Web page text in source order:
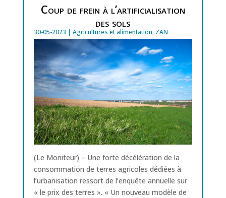
Coup de frein à l’artificialisation
des sols
30-05-2023 | Agricultures et alimentation, ZAN
(Le Moniteur) – Une forte décélération de la
consommation de terres agricoles dédiées à
l’urbanisation ressort de l’enquête annuelle sur
« le prix des terres ». « Un nouveau modèle de